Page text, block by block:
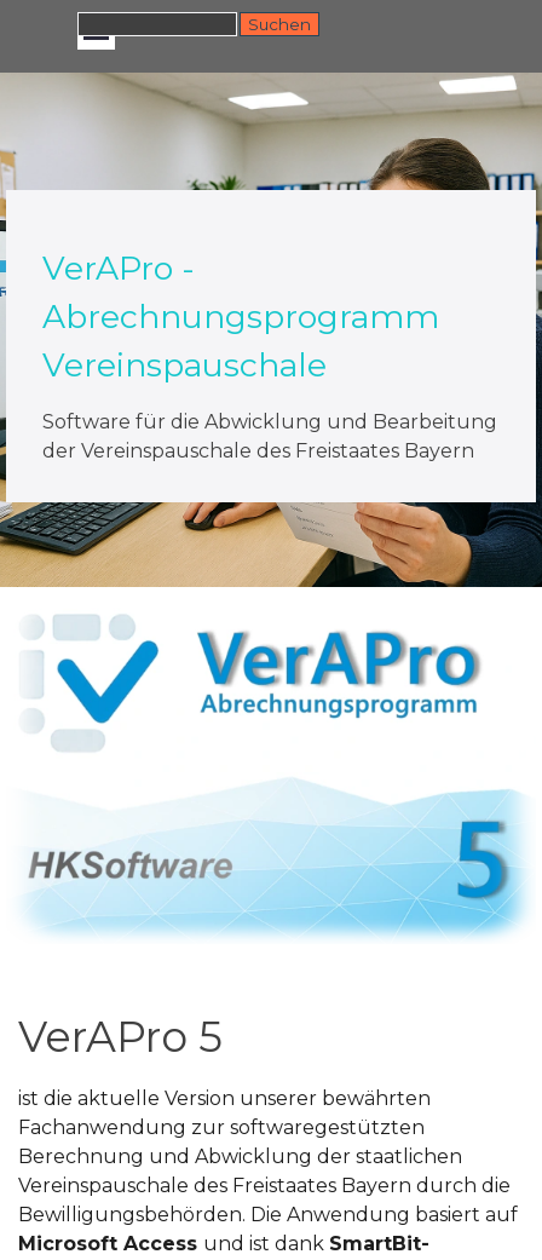
Direkt zum Seiteninhalt
Menü überspringen
Suchen
VerAPro -
Abrechnungsprogramm
Vereinspauschale
Software für die Abwicklung und Bearbeitung
der Vereinspauschale des Freistaates Bayern
VerAPro 5
ist die aktuelle Version unserer bewährten
Fachanwendung zur softwaregestützten
Berechnung und Abwicklung der staatlichen
Vereinspauschale des Freistaates Bayern durch die
Bewilligungsbehörden. Die Anwendung basiert auf
Microsoft Access und ist dank SmartBit-